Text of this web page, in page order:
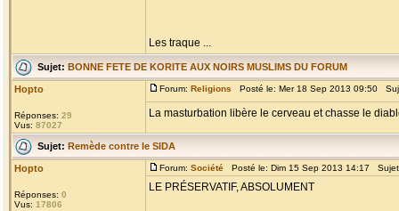
Les traque ...
Sujet: BONNE FETE DE KORITE AUX NOIRS MUSLIMS DU FORUM
Hopto
Réponses: 29
Vus: 87027
Forum: Religions Posté le: Mer 18 Sep 2013 09:50
La masturbation libère le cerveau et chasse le
Sujet: Remède contre le SIDA
Hopto
Réponses: 0
Vus: 17806
Forum: Société Posté le: Dim 15 Sep 2013 14:17
LE PRÉSERVATIF, ABSOLUMENT